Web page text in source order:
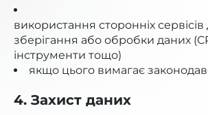
використання сторонніх сервісів
зберігання або обробки даних
інструменти тощо)
якщо цього вимагає
4. Захист даних